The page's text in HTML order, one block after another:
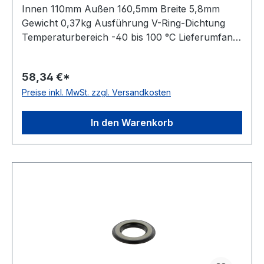
Innen 110mm Außen 160,5mm Breite 5,8mm
Gewicht 0,37kg Ausführung V-Ring-Dichtung
Temperaturbereich -40 bis 100 °C Lieferumfang
58,34 €*
Preise inkl. MwSt. zzgl. Versandkosten
In den Warenkorb